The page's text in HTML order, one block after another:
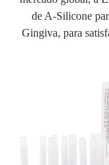
de A-Silicone
Gingiva, para